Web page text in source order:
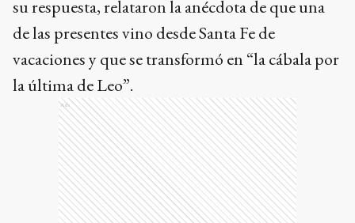
su respuesta, relataron la anécdota de que una
de las presentes vino desde Santa Fe de
vacaciones y que se transformó en “la cábala por
la última de Leo”.
Ads